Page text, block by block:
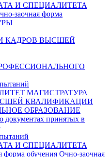
И СПЕЦИАЛИТЕТА
заочная форма
КАДРОВ ВЫСШЕЙ
МАГИСТРАТУРА
КВАЛИФИКАЦИИ
ОБРАЗОВАНИЕ
документах принятых в
И СПЕЦИАЛИТЕТА
форма обучения Очно-заочная